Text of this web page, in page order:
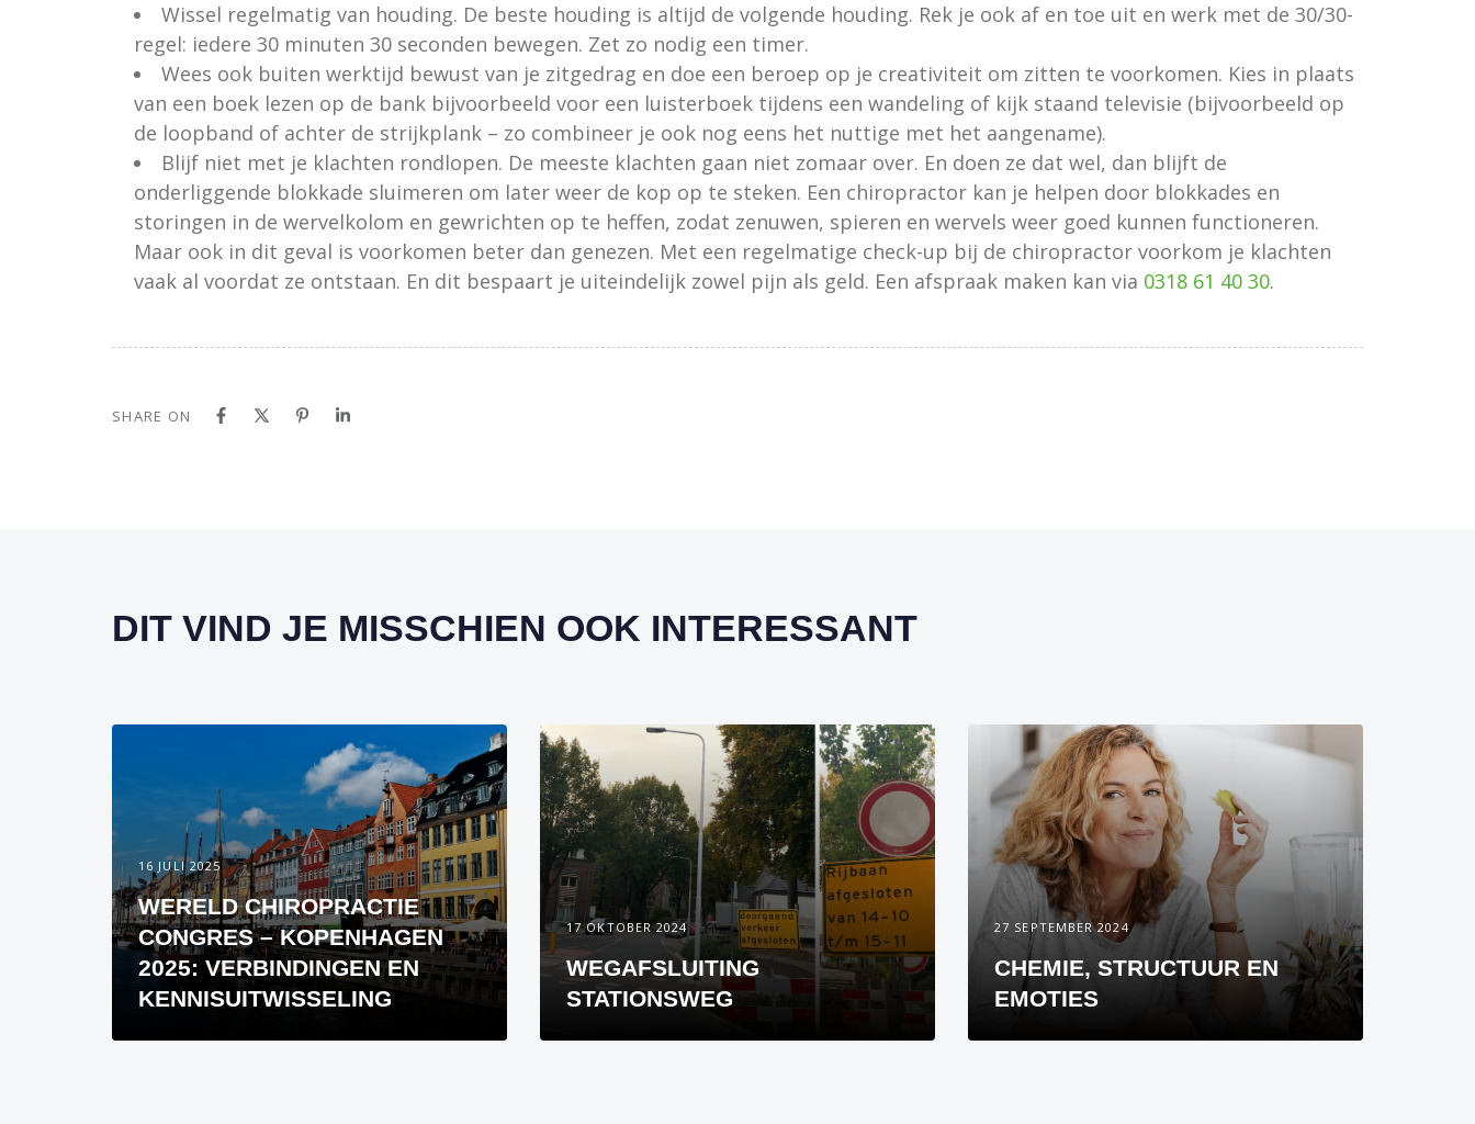
Wissel regelmatig van houding. De beste houding is altijd de volgende houding. Rek je ook af en toe uit en werk met de 30/30-
regel: iedere 30 minuten 30 seconden bewegen. Zet zo nodig een timer.
Wees ook buiten werktijd bewust van je zitgedrag en doe een beroep op je creativiteit om zitten te voorkomen. Kies in plaats
van een boek lezen op de bank bijvoorbeeld voor een luisterboek tijdens een wandeling of kijk staand televisie (bijvoorbeeld op
de loopband of achter de strijkplank – zo combineer je ook nog eens het nuttige met het aangename).
Blijf niet met je klachten rondlopen. De meeste klachten gaan niet zomaar over. En doen ze dat wel, dan blijft de
onderliggende blokkade sluimeren om later weer de kop op te steken. Een chiropractor kan je helpen door blokkades en
storingen in de wervelkolom en gewrichten op te heffen, zodat zenuwen, spieren en wervels weer goed kunnen functioneren.
Maar ook in dit geval is voorkomen beter dan genezen. Met een regelmatige check-up bij de chiropractor voorkom je klachten
vaak al voordat ze ontstaan. En dit bespaart je uiteindelijk zowel pijn als geld. Een afspraak maken kan via 0318 61 40 30.
SHARE ON
DIT VIND JE MISSCHIEN OOK INTERESSANT
16 JULI 2025
WERELD CHIROPRACTIE
CONGRES – KOPENHAGEN
2025: VERBINDINGEN EN
KENNISUITWISSELING
17 OKTOBER 2024
WEGAFSLUITING
STATIONSWEG
27 SEPTEMBER 2024
CHEMIE, STRUCTUUR EN
EMOTIES